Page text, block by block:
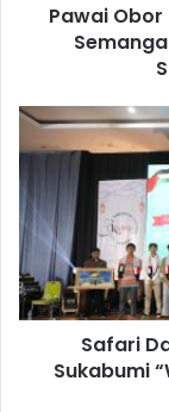
Pawai Obor
Safari
Sukabumi